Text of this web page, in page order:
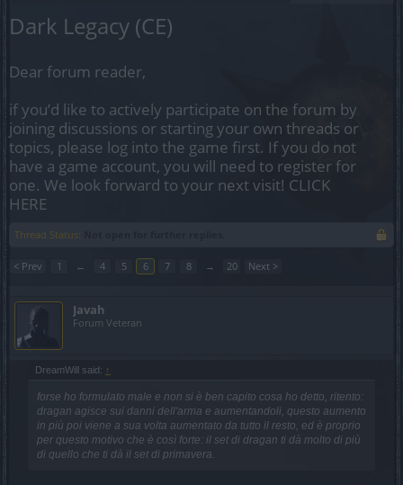
Dark Legacy (CE)
Dear forum reader,
if you’d like to actively participate on the forum by
joining discussions or starting your own threads or
topics, please log into the game first. If you do not
have a game account, you will need to register for
one. We look forward to your next visit! CLICK
HERE
Thread Status:
< Prev 1 ← 4 5 6 7 8 → 20 Next >
Javah
Forum Veteran
DreamWill said: ↑
forse ho formulato male e non si è ben capito cosa ho detto, ritento:
dragan agisce sui danni dell'arma e aumentandoli, questo aumento
in più poi viene a sua volta aumentato da tutto il resto, ed è proprio
per questo motivo che è così forte: il set di dragan ti dà molto di più
di quello che ti dà il set di primavera.